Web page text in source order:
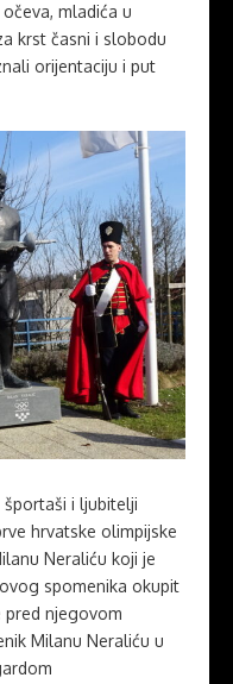
mladića u
krst časni i slobodu
orijentaciju i put
športaši i ljubitelji
hrvatske olimpijske
Neraliću koji je
spomenika okupit
njegovom
Milanu Neraliću u